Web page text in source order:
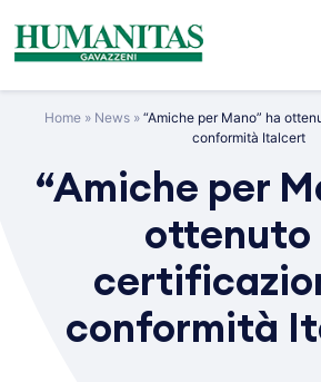
content
Home» News» “Amiche per Mano” ha
conformità Italcert
“Amiche per
ottenuto
conformità